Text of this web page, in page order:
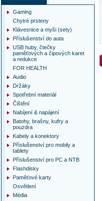
Gaming
Chytré prsteny
Klávesnice a myši (sety)
Příslušenství do auta
USB huby, čtečky
paměťových a čipových karet
a redukce
FOR HEALTH
Audio
Držáky
Spotřební materiál
Čištění
Nabíjení & napájení
Batohy, brašny, kufry a
pouzdra
Kabely a konektory
Příslušenství pro mobily a
tablety
Příslušenství pro PC a NTB
Flashdisky
Paměťové karty
Osvětlení
Média